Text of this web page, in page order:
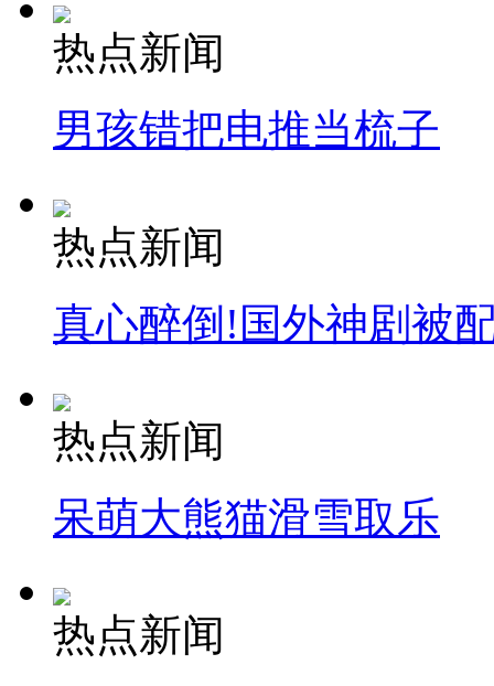
热点新闻
男孩错把电推当梳子
热点新闻
真心醉倒!国外神剧被
热点新闻
呆萌大熊猫滑雪取乐
热点新闻